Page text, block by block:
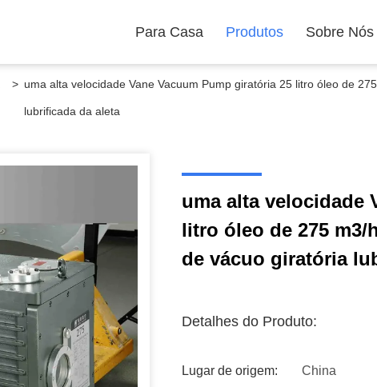
Para Casa Produtos Sobre Nós
> uma alta velocidade Vane Vacuum Pump giratória 25 litro óleo de
lubrificada da aleta
uma alta velocidade
litro óleo de 275
de vácuo giratória
Detalhes do Produto:
Lugar de origem: China